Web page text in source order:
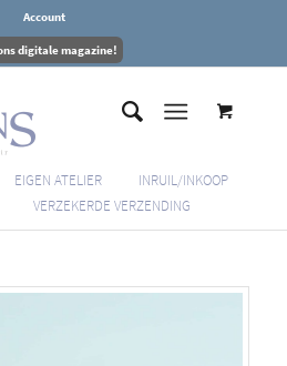
Account
digitale magazine!
EIGEN ATELIER
INRUIL/INKOOP
VERZEKERDE VERZENDING